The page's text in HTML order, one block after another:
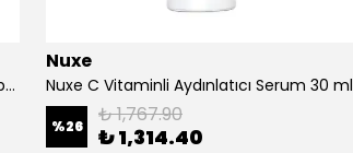
Nuxe Hair Prodigieux High Shine Shampoo 30 ml
Nuxe
Nuxe C Vitaminli Aydınlatıcı Serum 30 ml
%26 ₺ 1,767.90
₺ 1,314.40